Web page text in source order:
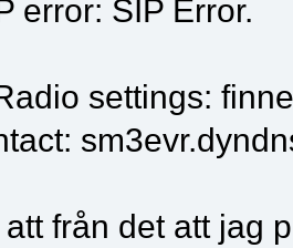
error: SIP Error.
settings:
att från det att jag